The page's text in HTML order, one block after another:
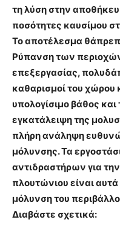
τη λύση στην
ποσότητες καυσίμου
Το αποτέλεσμα
Ρύπανση των
επεξεργασίας,
καθαρισμοί του χώρου
υπολογίσιμο βάθος και
εγκατάλειψη της
πλήρη ανάληψη
μόλυνσης. Τα
αντιδραστήρων για
πλουτώνιου είναι
μόλυνση του
Διαβάστε σχετικά: